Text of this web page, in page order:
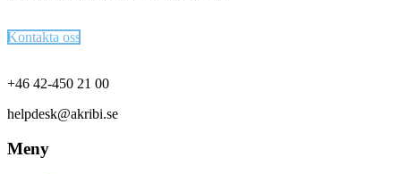
Kontakta oss
+46 42-450 21 00
helpdesk@akribi.se
Meny